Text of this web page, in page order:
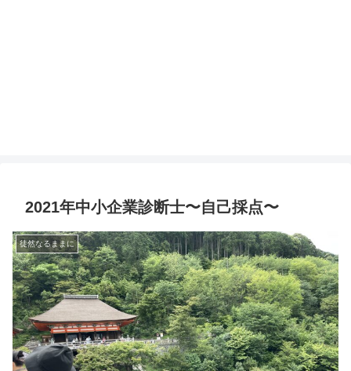
2021年中小企業診断士〜自己採点〜
徒然なるままに